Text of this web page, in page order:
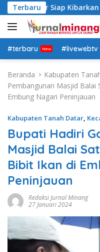
a
g
u
Terbaru
Datar Siap Kibarkan
#terbaru #livewebtv
Beranda Kabupaten
Pembangunan Masjid Balai
Embung Nagari Peninjauan
Kabupaten Tanah Datar,
Bupati Hadiri
Masjid Balai
Bibit Ikan di
Peninjauan
Redaksi Jurnal Minang
27 Januari 2024